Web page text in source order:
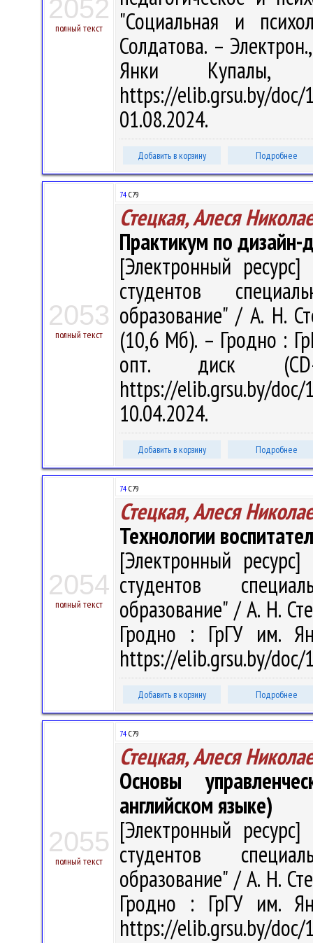
2052
полный текст
"Социальная и
Солдатова. –
Янки
https://elib.grsu.by/
01.08.2024.
Добавить в корзину Подробнее
2053
полный текст
74 С79
Стецкая, Алеся
Практикум по дизайн-
[Электронный
студентов
образование" / А. Н.
(10,6 Мб). – Гродно :
опт. диск
https://elib.grsu.by/
10.04.2024.
Добавить в корзину Подробнее
2054
полный текст
74 С79
Стецкая, Алеся
Технологии
[Электронный
студентов
образование" / А. Н.
Гродно : ГрГУ им.
https://elib.grsu.by/
Добавить в корзину Подробнее
2055
полный текст
74 С79
Стецкая, Алеся
Основы
английском языке)
[Электронный
студентов
образование" / А. Н.
Гродно : ГрГУ им.
https://elib.grsu.by/